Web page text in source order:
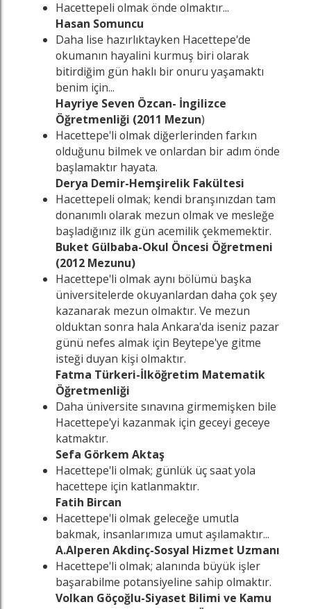
Hacettepeli olmak önde olmaktır...
Hasan Somuncu
Daha lise hazırlıktayken Hacettepe'de
okumanın hayalini kurmuş biri olarak
bitirdiğim gün haklı bir onuru yaşamaktı
benim için...
Hayriye Seven Özcan- İngilizce
Öğretmenliği (2011 Mezun)
Hacettepe'li olmak diğerlerinden farkın
olduğunu bilmek ve onlardan bir adım önde
başlamaktır hayata.
Derya Demir-Hemşirelik Fakültesi
Hacettepeli olmak; kendi branşınızdan tam
donanımlı olarak mezun olmak ve mesleğe
başladığınız ilk gün acemilik çekmemektir.
Buket Gülbaba-Okul Öncesi Öğretmeni
(2012 Mezunu)
Hacettepe'li olmak aynı bölümü başka
üniversitelerde okuyanlardan daha çok şey
kazanarak mezun olmaktır. Ve mezun
olduktan sonra hala Ankara'da iseniz pazar
günü nefes almak için Beytepe'ye gitme
isteği duyan kişi olmaktır.
Fatma Türkeri-İlköğretim Matematik
Öğretmenliği
Daha üniversite sınavına girmemişken bile
Hacettepe'yi kazanmak için geceyi geceye
katmaktır.
Sefa Görkem Aktaş
Hacettepe'li olmak; günlük üç saat yola
hacettepe için katlanmaktır.
Fatih Bircan
Hacettepe'li olmak geleceğe umutla
bakmak, insanlarımıza umut aşılamaktır...
A.Alperen Akdinç-Sosyal Hizmet Uzmanı
Hacettepe'li olmak; alanında büyük işler
başarabilme potansiyeline sahip olmaktır.
Volkan Göçoğlu-Siyaset Bilimi ve Kamu